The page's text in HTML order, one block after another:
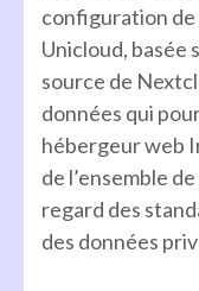
configuration
Unicloud, basée
source de
données qui
hébergeur web
de l’ensemble
regard des
des données